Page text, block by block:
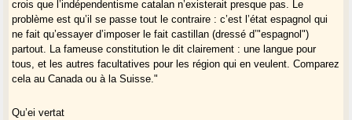
catalaniste de gauche (en première ligne ERC) contre le gouvernement
espagnol. C’est évidemment le second scénario qui c’est imposé. Tout
le reste suit de cela.
crois que l’indépendentisme catalan n’existerait presque pas. Le
problème est qu’il se passe tout le contraire : c’est l’état espagnol qui
ne fait qu’essayer d’imposer le fait castillan (dressé d’"espagnol")
partout. La fameuse constitution le dit clairement : une langue pour
tous, et les autres facultatives pour les région qui en veulent. Comparez
cela au Canada ou à la Suisse."
Qu’ei vertat